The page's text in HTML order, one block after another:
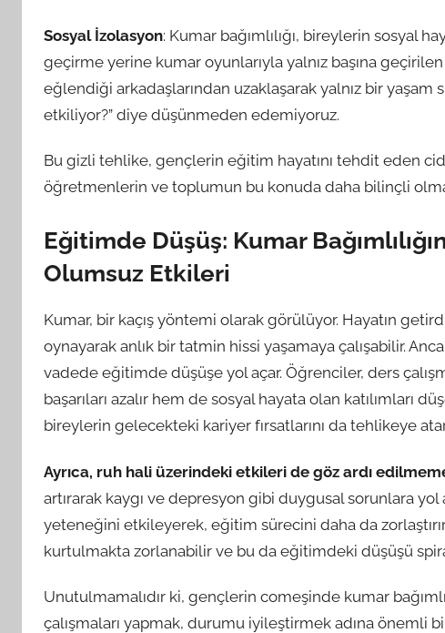
Sosyal İzolasyon: Kumar bağımlılığı, bireylerin sosyal
geçirme yerine kumar oyunlarıyla yalnız başına
eğlendiği arkadaşlarından uzaklaşarak yalnız bir yaşam
etkiliyor?” diye düşünmeden edemiyoruz.
Bu gizli tehlike, gençlerin eğitim hayatını tehdit eden
öğretmenlerin ve toplumun bu konuda daha bilinçli
Eğitimde Düşüş: Kumar
Olumsuz Etkileri
Kumar, bir kaçış yöntemi olarak görülüyor. Hayatın
oynayarak anlık bir tatmin hissi yaşamaya çalışabilir.
vadede eğitimde düşüşe yol açar. Öğrenciler, ders
başarıları azalır hem de sosyal hayata olan katılımları
bireylerin gelecekteki kariyer fırsatlarını da tehlikeye
Ayrıca, ruh hali üzerindeki etkileri de göz ardı
artırarak kaygı ve depresyon gibi duygusal sorunlara
yeteneğini etkileyerek, eğitim sürecini daha da
kurtulmakta zorlanabilir ve bu da eğitimdeki düşüşü
Unutulmamalıdır ki, gençlerin comeşinde kumar
çalışmaları yapmak, durumu iyileştirmek adına önemli